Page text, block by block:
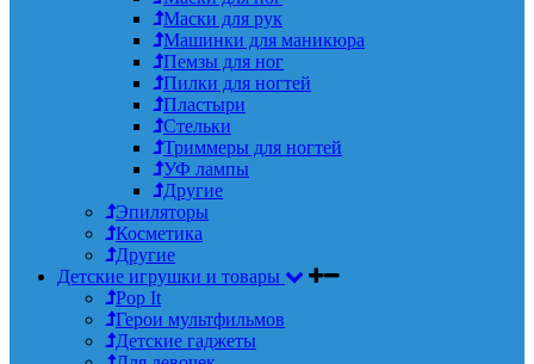
Маски для рук
Машинки для маникюра
Пемзы для ног
Пилки для ногтей
Пластыри
Стельки
Триммеры для ногтей
УФ лампы
Другие
Эпиляторы
Косметика
Другие
Детские игрушки и товары
Pop It
Герои мультфильмов
Детские гаджеты